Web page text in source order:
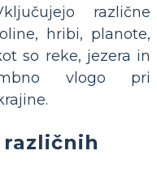
različne
hribi, planote,
so reke, jezera in
vlogo pri